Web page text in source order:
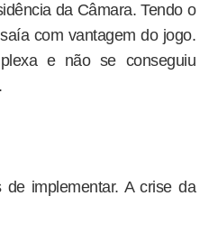
da Câmara. Tendo o
com vantagem do jogo.
e não se conseguiu
implementar. A crise da